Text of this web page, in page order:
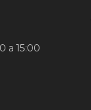
a 15:00